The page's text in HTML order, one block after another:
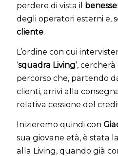
perdere di vista il
degli operatori esterni e,
cliente.
L’ordine con cui
‘squadra Living’,
percorso che, partendo
clienti, arrivi alla
relativa cessione del
Inizieremo quindi con
sua giovane età, è stata
alla Living, quando già